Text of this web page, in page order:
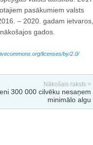
pasākumiem valsts
– 2020. gadam ietvaros,
gados.
licenses/by/2.0/
Nākošais raksts >
300 000 cilvēku nesaņem
minimālo algu